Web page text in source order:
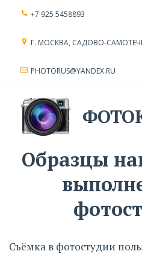
+7 925 5458893
Г. МОСКВА, САДОВО-
PHOTORUS@YANDEX.RU
Образцы
Съёмка в фотостудии